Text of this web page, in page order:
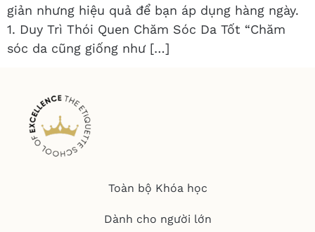
giản nhưng hiệu quả để bạn áp dụng hàng ngày.
1. Duy Trì Thói Quen Chăm Sóc Da Tốt “Chăm
sóc da cũng giống như […]
Toàn bộ Khóa học
Dành cho người lớn